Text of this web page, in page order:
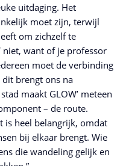
uitdaging. Het
moet zijn, terwijl
om zichzelf te
niet, want of je professor
moet de verbinding
dit brengt ons na
maakt GLOW’ meteen
– de route.
is heel belangrijk, omdat
bij elkaar brengt. Wie
die wandeling gelijk en